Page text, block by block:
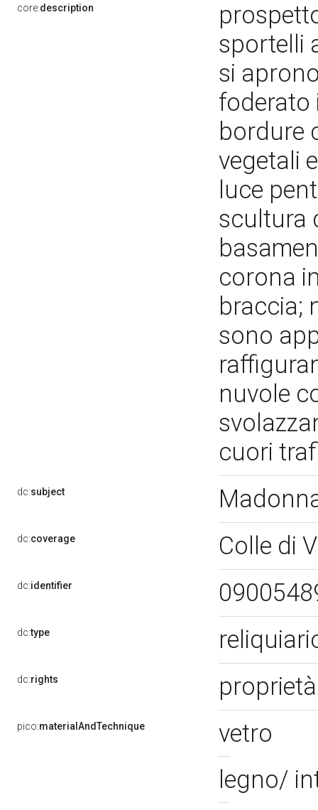
core:description
sportelli
si
foderato
bordure
vegetali
luce
scultura
corona
braccia;
sono
nuvole
cuori
dc:subject
dc:coverage Colle di
dc:identifier
dc:type
dc:rights
pico:materialAndTechnique
vetro
legno/